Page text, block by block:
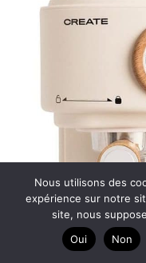
Nous utilisons des
expérience sur notre
site, nous
Oui
Non